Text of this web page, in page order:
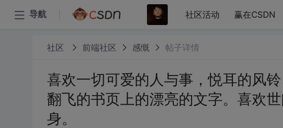
导航 社区活动 赢在CSDN
社区 前端社区 感慨 帖子详情
喜欢一切可爱的人与事，悦耳的风
翻飞的书页上的漂亮的文字。喜欢
身。